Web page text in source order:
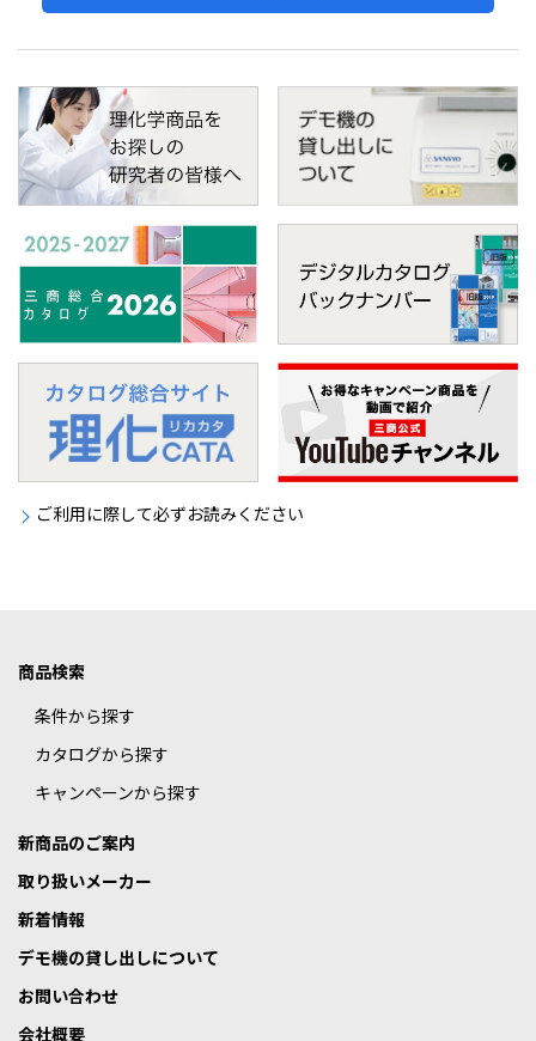
ご利用に際して必ずお読みください
商品検索
条件から探す
カタログから探す
キャンペーンから探す
新商品のご案内
取り扱いメーカー
新着情報
デモ機の貸し出しについて
お問い合わせ
会社概要